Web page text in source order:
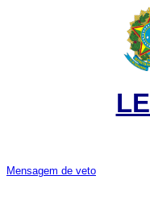
Mensagem de veto